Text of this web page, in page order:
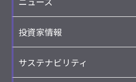
投資家情報
サステナビリティ